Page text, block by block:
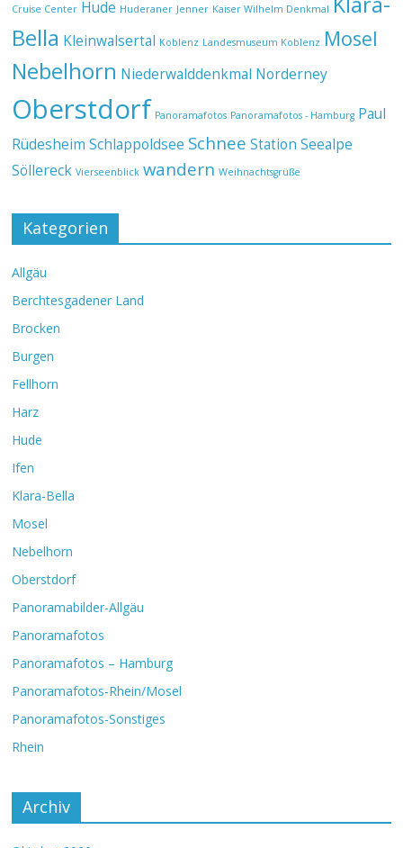
Cruise Center Hude Huderaner Jenner Kaiser Wilhelm Denkmal
Bella Kleinwalsertal Koblenz Landesmuseum Koblenz Mosel
Nebelhorn Niederwalddenkmal Norderney
Oberstdorf Panoramafotos Panoramafotos - Hamburg Paul
Rüdesheim Schlappoldsee Schnee Station Seealpe
Söllereck Vierseenblick wandern Weihnachtsgrüße
Kategorien
Allgäu
Berchtesgadener Land
Brocken
Burgen
Fellhorn
Harz
Hude
Ifen
Klara-Bella
Mosel
Nebelhorn
Oberstdorf
Panoramabilder-Allgäu
Panoramafotos
Panoramafotos – Hamburg
Panoramafotos-Rhein/Mosel
Panoramafotos-Sonstiges
Rhein
Archiv